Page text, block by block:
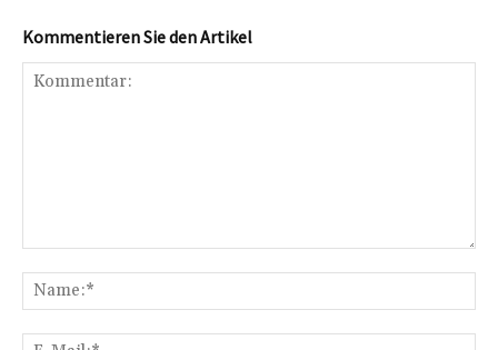
Kommentieren Sie den Artikel